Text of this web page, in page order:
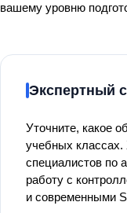
вашему уровню
Экспертный
Уточните, какое
учебных классах.
специалистов по
работу с
и современными